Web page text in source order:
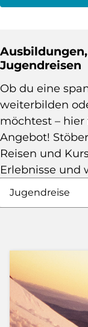
Jugendreisen
Ob du eine
weiterbilden
möchtest –
Angebot!
Reisen und
Erlebnisse und
Auswahl